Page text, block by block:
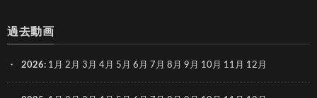
過去動画
2026: 1月 2月 3月 4月 5月 6月 7月 8月 9月 10月 11月 12月